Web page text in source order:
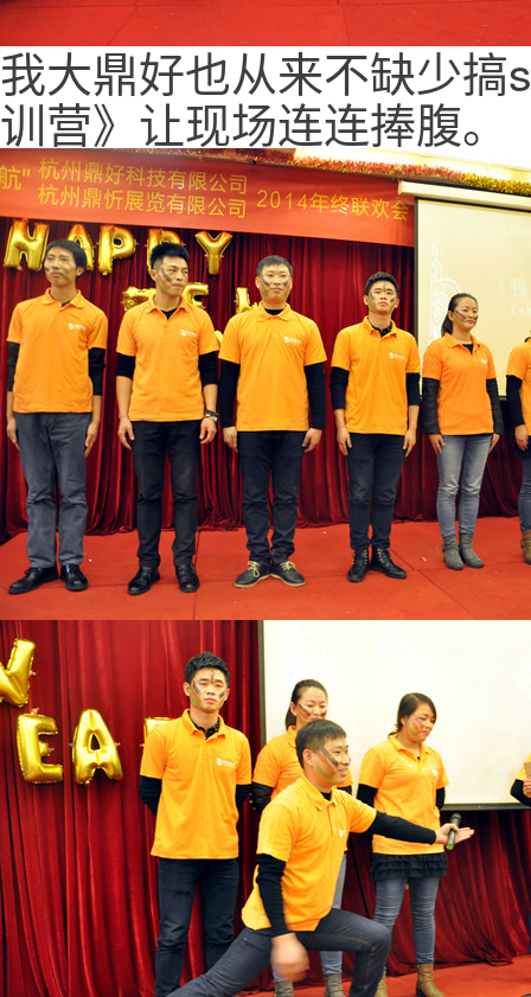
我大鼎好也从来不缺少
训营》让现场连连捧腹。